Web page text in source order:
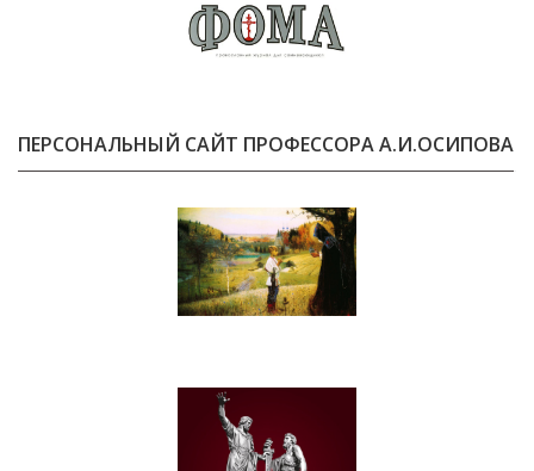
ПЕРСОНАЛЬНЫЙ САЙТ ПРОФЕССОРА А.И.ОСИПОВА